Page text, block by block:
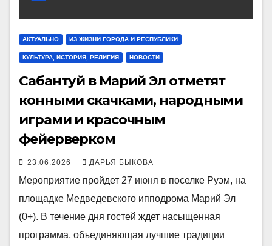
АКТУАЛЬНО ИЗ ЖИЗНИ ГОРОДА И РЕСПУБЛИКИ
КУЛЬТУРА, ИСТОРИЯ, РЕЛИГИЯ НОВОСТИ
Сабантуй в Марий Эл отметят
конными скачками, народными
играми и красочным
фейерверком
23.06.2026 ДАРЬЯ БЫКОВА
Мероприятие пройдет 27 июня в поселке Руэм, на
площадке Медведевского ипподрома Марий Эл
(0+). В течение дня гостей ждет насыщенная
программа, объединяющая лучшие традиции